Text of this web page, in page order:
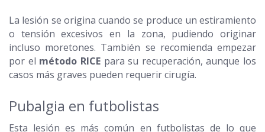
La lesión se origina cuando se produce un estiramiento
o tensión excesivos en la zona, pudiendo originar
incluso moretones. También se recomienda empezar
por el método RICEpara su recuperación, aunque los
casos más graves pueden requerir cirugía.
Pubalgia en futbolistas
Esta lesión es más común en futbolistas de lo que